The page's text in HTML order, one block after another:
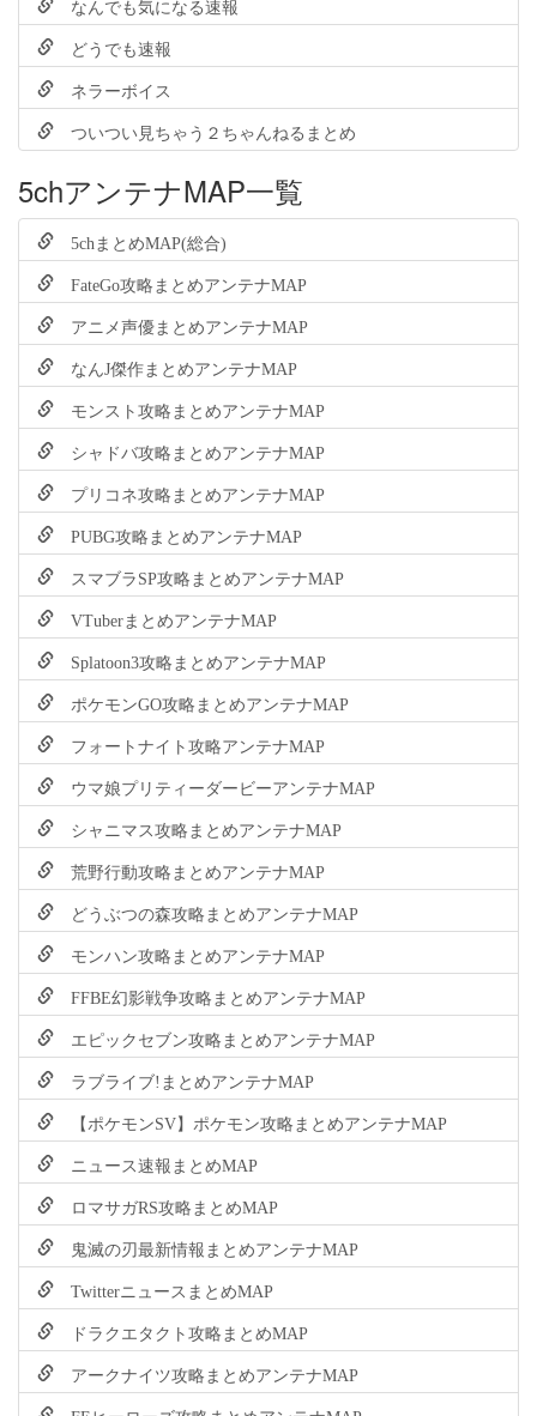
なんでも気になる速報
どうでも速報
ネラーボイス
ついつい見ちゃう２ちゃんねるまとめ
5chアンテナMAP一覧
5chまとめMAP(総合)
FateGo攻略まとめアンテナMAP
アニメ声優まとめアンテナMAP
なんJ傑作まとめアンテナMAP
モンスト攻略まとめアンテナMAP
シャドバ攻略まとめアンテナMAP
プリコネ攻略まとめアンテナMAP
PUBG攻略まとめアンテナMAP
スマブラSP攻略まとめアンテナMAP
VTuberまとめアンテナMAP
Splatoon3攻略まとめアンテナMAP
ポケモンGO攻略まとめアンテナMAP
フォートナイト攻略アンテナMAP
ウマ娘プリティーダービーアンテナMAP
シャニマス攻略まとめアンテナMAP
荒野行動攻略まとめアンテナMAP
どうぶつの森攻略まとめアンテナMAP
モンハン攻略まとめアンテナMAP
FFBE幻影戦争攻略まとめアンテナMAP
エピックセブン攻略まとめアンテナMAP
ラブライブ!まとめアンテナMAP
【ポケモンSV】ポケモン攻略まとめアンテナMAP
ニュース速報まとめMAP
ロマサガRS攻略まとめMAP
鬼滅の刃最新情報まとめアンテナMAP
TwitterニュースまとめMAP
ドラクエタクト攻略まとめMAP
アークナイツ攻略まとめアンテナMAP